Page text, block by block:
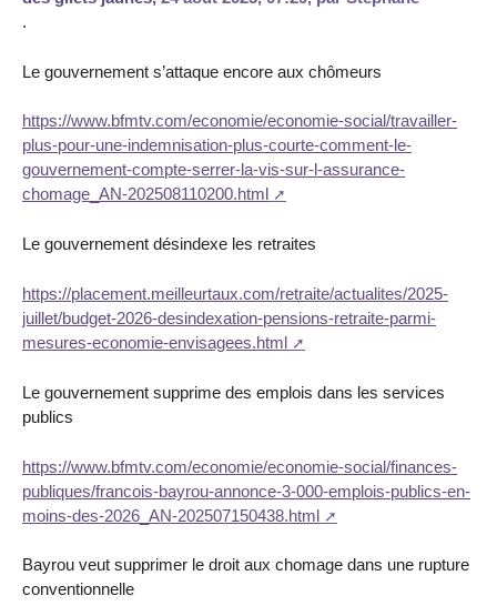
.
Le gouvernement s’attaque encore aux chômeurs
https://www.bfmtv.com/economie/economie-social/travailler-
plus-pour-une-indemnisation-plus-courte-comment-le-
gouvernement-compte-serrer-la-vis-sur-l-assurance-
chomage_AN-202508110200.html
Le gouvernement désindexe les retraites
https://placement.meilleurtaux.com/retraite/actualites/2025-
juillet/budget-2026-desindexation-pensions-retraite-parmi-
mesures-economie-envisagees.html
Le gouvernement supprime des emplois dans les services
publics
https://www.bfmtv.com/economie/economie-social/finances-
publiques/francois-bayrou-annonce-3-000-emplois-publics-en-
moins-des-2026_AN-202507150438.html
Bayrou veut supprimer le droit aux chomage dans une rupture
conventionnelle